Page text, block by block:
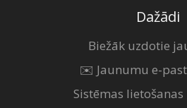
Dažādi
Biežāk uzdotie
✉️ Jaunumu e-
Sistēmas